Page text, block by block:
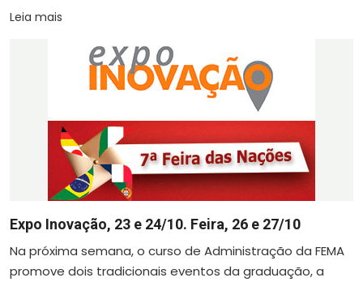
Leia mais
Expo Inovação, 23 e 24/10. Feira, 26 e 27/10
Na próxima semana, o curso de Administração da FEMA
promove dois tradicionais eventos da graduação, a